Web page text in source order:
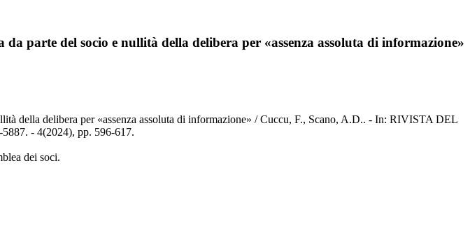
parte del socio e nullità della delibera per «assenza assoluta di informazione»
della delibera per «assenza assoluta di informazione» / Cuccu, F., Scano, A.D.. - In: RIVISTA DEL
- 4(2024), pp. 596-617.
dei soci.